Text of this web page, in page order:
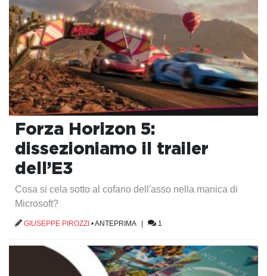
Forza Horizon 5:
dissezioniamo il trailer
dell’E3
Cosa si cela sotto al cofano dell'asso nella manica di
Microsoft?
GIUSEPPE PIROZZI •ANTEPRIMA| 1